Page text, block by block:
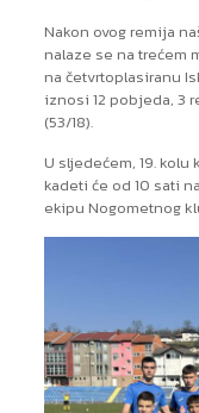
Nakon ovog remija
nalaze se na trećem
na četvrtoplasiranu
iznosi 12 pobjeda, 3
(53/18).
U sljedećem, 19.
kadeti će od 10 sati
ekipu Nogometnog